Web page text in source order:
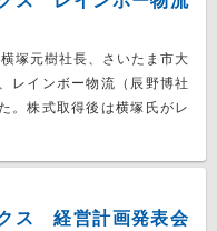
塚元樹社長、さいたま市大
レインボー物流（辰野博社
。株式取得後は横塚氏がレ
ス 経営計画発表会